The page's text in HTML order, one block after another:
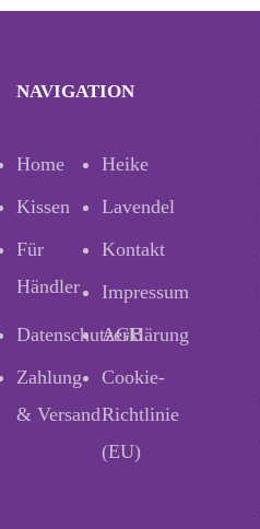
NAVIGATION
Home
Heike
Kissen
Lavendel
Für
Händler
Kontakt
Impressum
Datenschutzerklärung
AGB
Zahlung
& Versand
Cookie-
Richtlinie
(EU)